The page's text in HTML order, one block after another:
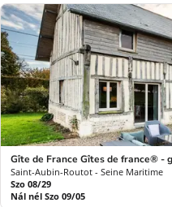
Gîte de France Gîtes de france® -
Saint-Aubin-Routot - Seine Maritime
Szo 08/29
Nál nél Szo 09/05